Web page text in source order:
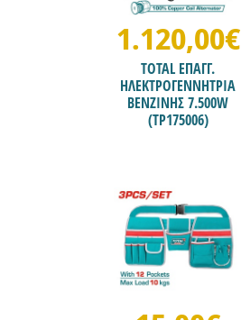
1.120,00€
TOTAL ΕΠΑΓΓ.
ΗΛΕΚΤΡΟΓΕΝΝΗΤΡΙΑ
ΒΕΝΖΙΝΗΣ 7.500W
(TP175006)